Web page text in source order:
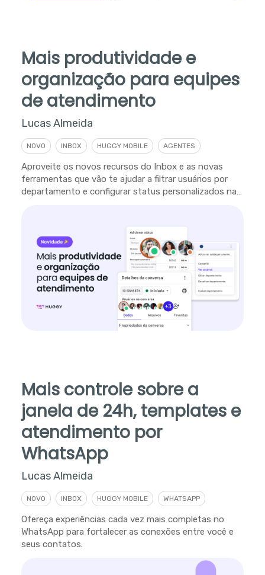
Mais produtividade e
organização para equipes
de atendimento
Lucas Almeida
NOVO INBOX HUGGY MOBILE AGENTES
Aproveite os novos recursos do Inbox e as novas
ferramentas que vão te ajudar a filtrar usuários por
departamento e configurar status personalizados na
Mais controle sobre a
janela de 24h, templates e
atendimento por
WhatsApp
Lucas Almeida
NOVO INBOX HUGGY MOBILE WHATSAPP
Ofereça experiências cada vez mais completas no
WhatsApp para fortalecer as conexões entre você e
seus contatos.